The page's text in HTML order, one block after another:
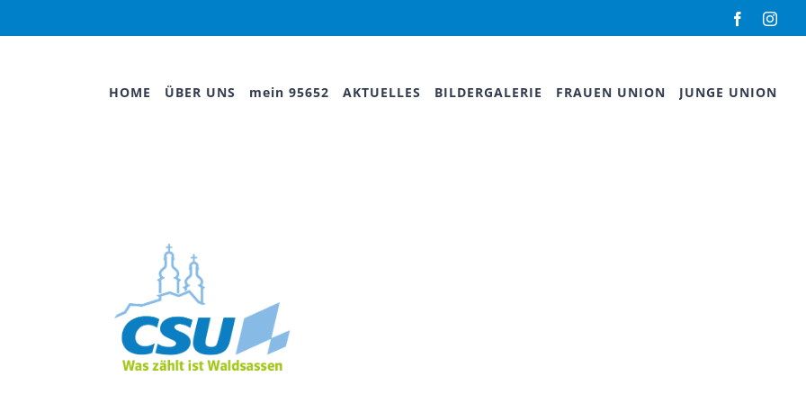
Facebook
HOME ÜBER UNS mein 95652 AKTUELLES BILDERGALERIE FRAUEN UNION JUNGE UNION